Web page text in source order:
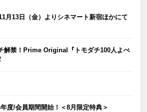
月13日（金）よりシネマート新宿ほかにて
解禁！Prime Original『トモダチ100人よべ
度/会員期間開始！＜8月限定特典＞